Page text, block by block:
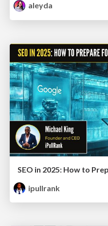
aleyda
ipullrank